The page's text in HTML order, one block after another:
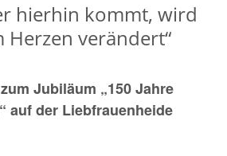
hierhin kommt, wird
verändert“
Jubiläum „150 Jahre
auf der Liebfrauenheide